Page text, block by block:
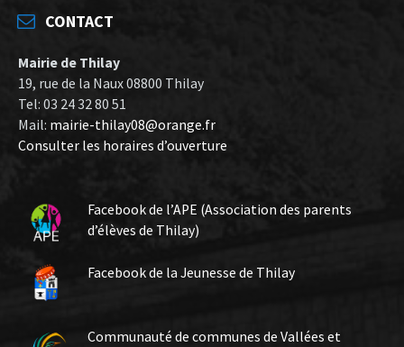
CONTACT
Mairie de Thilay
19, rue de la Naux 08800 Thilay
Tel: 03 24 32 80 51
Mail: mairie-thilay08@orange.fr
Consulter les horaires d’ouverture
Facebook de l’APE (Association des parents
d’élèves de Thilay)
Facebook de la Jeunesse de Thilay
Communauté de communes de Vallées et